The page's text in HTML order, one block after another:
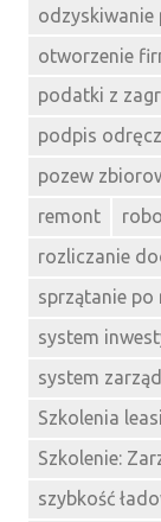
odzyskiwanie
otworzenie
podatki z
podpis
pozew
remont
rozliczanie
sprzątanie po
system
system
Szkolenia
Szkolenie:
szybkość